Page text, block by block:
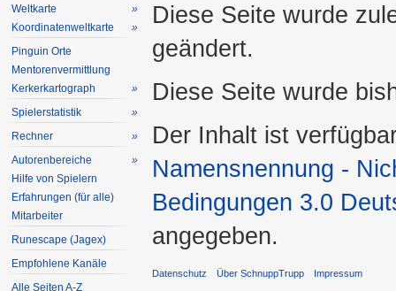
Weltkarte
»
Koordinatenweltkarte
»
Pinguin Orte
Mentorenvermittlung
Kerkerkartograph
»
Spielerstatistik
»
Rechner
»
Autorenbereiche
»
Hilfe von Spielern
Erfahrungen (für alle)
Mitarbeiter
Runescape (Jagex)
Empfohlene Kanäle
Alle Seiten A-Z
Diese Seite wurde
geändert.
Diese Seite wurde
Der Inhalt ist
Namensnennung -
Bedingungen 3.0
angegeben.
Datenschutz Über SchnuppTrupp Impressum